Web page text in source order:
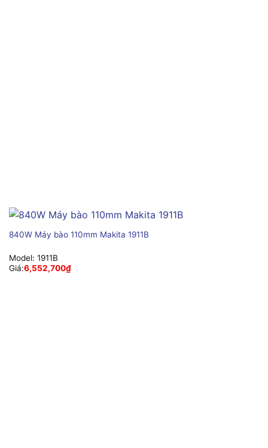
840W Máy bào 110mm Makita 1911B
Model: 1911B
Giá:6,552,700₫